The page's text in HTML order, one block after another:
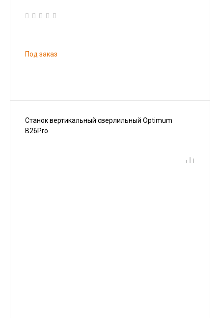
Под заказ
Станок вертикальный сверлильный Optimum
B26Pro